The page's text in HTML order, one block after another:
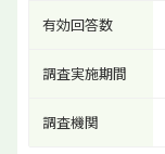
有効回答数
調査実施期間
調査機関